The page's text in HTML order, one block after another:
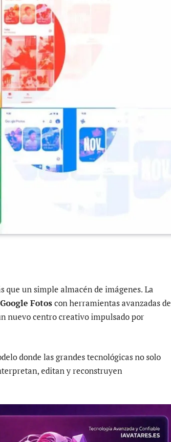
un simple almacén de imágenes. La
Google Fotoscon herramientas avanzadas de
nuevo centro creativo impulsado por
donde las grandes tecnológicas no solo
editan y reconstruyen